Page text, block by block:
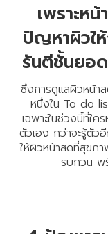
เพราะห
ปัญหาผิวใ
รันตีชั้นยอ
ซึ่งการดูแลผิวหน้า
หนึ่งใน To do
เฉพาะในช่วงนี้ที่ใค
ตัวเอง กว่าจะรู้ตัว
ให้ผิวหน้าสดที่สุขภ
รบกวน พ